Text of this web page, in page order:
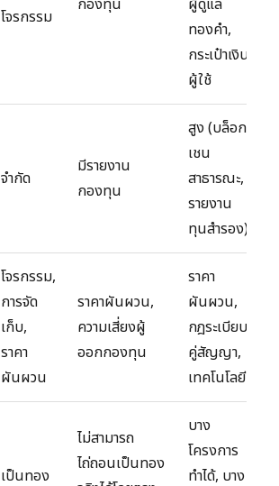
โจรกรรม
กองทุน
ผู้ดูแล
ทองคำ,
กระเป๋าเงิน
ผู้ใช้
จำกัด
มีรายงาน
กองทุน
สูง (บล็อก
เชน
สาธารณะ,
รายงาน
ทุนสำรอง)
โจรกรรม,
การจัด
เก็บ,
ราคา
ผันผวน
ราคาผันผวน,
ความเสี่ยงผู้
ออกกองทุน
ราคา
ผันผวน,
กฎระเบียบ,
คู่สัญญา,
เทคโนโลยี
เป็นทอง
ไม่สามารถ
ไถ่ถอนเป็นทอง
บาง
โครงการ
ทำได้, บาง